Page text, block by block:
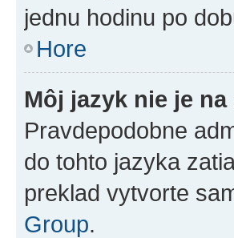
jednu hodinu po
Hore
Môj jazyk nie je na
Pravdepodobne
do tohto jazyka
preklad vytvorte
Group.